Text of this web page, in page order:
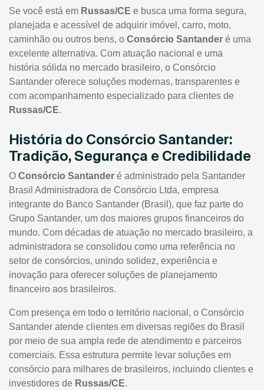
Se você está em Russas/CE e busca uma forma segura,
planejada e acessível de adquirir imóvel, carro, moto,
caminhão ou outros bens, o Consórcio Santander é uma
excelente alternativa. Com atuação nacional e uma
história sólida no mercado brasileiro, o Consórcio
Santander oferece soluções modernas, transparentes e
com acompanhamento especializado para clientes de
Russas/CE.
História do Consórcio Santander:
Tradição, Segurança e Credibilidade
O Consórcio Santander é administrado pela Santander
Brasil Administradora de Consórcio Ltda, empresa
integrante do Banco Santander (Brasil), que faz parte do
Grupo Santander, um dos maiores grupos financeiros do
mundo. Com décadas de atuação no mercado brasileiro, a
administradora se consolidou como uma referência no
setor de consórcios, unindo solidez, experiência e
inovação para oferecer soluções de planejamento
financeiro aos brasileiros.
Com presença em todo o território nacional, o Consórcio
Santander atende clientes em diversas regiões do Brasil
por meio de sua ampla rede de atendimento e parceiros
comerciais. Essa estrutura permite levar soluções em
consórcio para milhares de brasileiros, incluindo clientes e
investidores de Russas/CE.